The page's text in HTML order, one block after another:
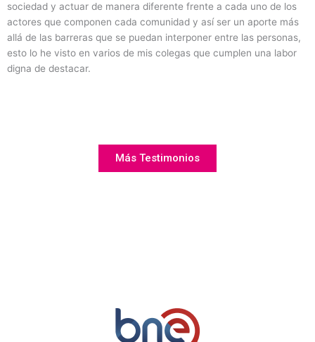
sociedad y actuar de manera diferente frente a cada uno de los
actores que componen cada comunidad y así ser un aporte más
allá de las barreras que se puedan interponer entre las personas,
esto lo he visto en varios de mis colegas que cumplen una labor
digna de destacar.
Más Testimonios